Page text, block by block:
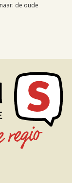
de oude